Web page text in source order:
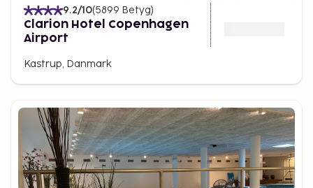
9.2/10(5899 Betyg)
Clarion Hotel Copenhagen
Airport
Kastrup, Danmark